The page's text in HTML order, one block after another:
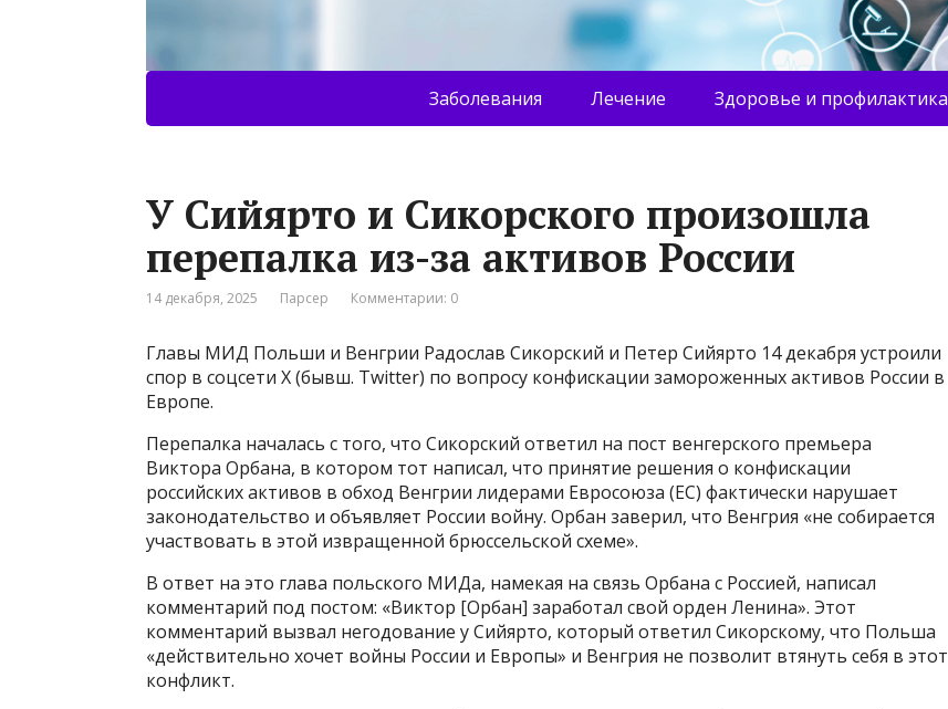
Заболевания Лечение Здоровье и профилактика
У Сийярто и Сикорского произошла
перепалка из-за активов России
14 декабря, 2025 Парсер Комментарии: 0
Главы МИД Польши и Венгрии Радослав Сикорский и Петер Сийярто 14 декабря устроили
спор в соцсети Х (бывш. Twitter) по вопросу конфискации замороженных активов России в
Европе.
Перепалка началась с того, что Сикорский ответил на пост венгерского премьера
Виктора Орбана, в котором тот написал, что принятие решения о конфискации
российских активов в обход Венгрии лидерами Евросоюза (ЕС) фактически нарушает
законодательство и объявляет России войну. Орбан заверил, что Венгрия «не собирается
участвовать в этой извращенной брюссельской схеме».
В ответ на это глава польского МИДа, намекая на связь Орбана с Россией, написал
комментарий под постом: «Виктор [Орбан] заработал свой орден Ленина». Этот
комментарий вызвал негодование у Сийярто, который ответил Сикорскому, что Польша
«действительно хочет войны России и Европы» и Венгрия не позволит втянуть себя в этот
конфликт.